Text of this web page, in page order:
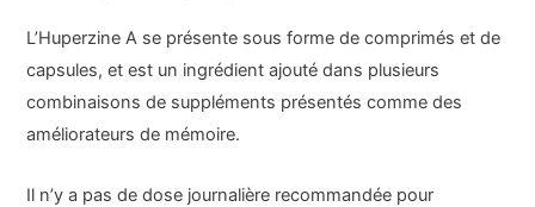
L’Huperzine A se présente sous forme de comprimés et de
capsules, et est un ingrédient ajouté dans plusieurs
combinaisons de suppléments présentés comme des
améliorateurs de mémoire.
Il n’y a pas de dose journalière recommandée pour